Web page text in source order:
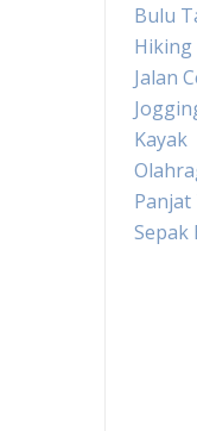
Bulu
Hiking
Jalan
Kayak
Sepak